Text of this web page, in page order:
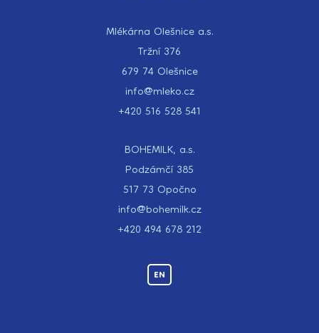
Mlékárna Olešnice a.s.
Tržní 376
679 74 Olešnice
info@mleko.cz
+420 516 528 541
BOHEMILK, a.s.
Podzámčí 385
517 73 Opočno
info@bohemilk.cz
+420 494 678 212
EN